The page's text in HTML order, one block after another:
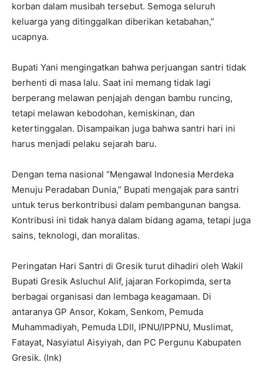
korban dalam musibah tersebut. Semoga seluruh
keluarga yang ditinggalkan diberikan ketabahan,”
ucapnya.
Bupati Yani mengingatkan bahwa perjuangan santri tidak
berhenti di masa lalu. Saat ini memang tidak lagi
berperang melawan penjajah dengan bambu runcing,
tetapi melawan kebodohan, kemiskinan, dan
ketertinggalan. Disampaikan juga bahwa santri hari ini
harus menjadi pelaku sejarah baru.
Dengan tema nasional “Mengawal Indonesia Merdeka
Menuju Peradaban Dunia,” Bupati mengajak para santri
untuk terus berkontribusi dalam pembangunan bangsa.
Kontribusi ini tidak hanya dalam bidang agama, tetapi juga
sains, teknologi, dan moralitas.
Peringatan Hari Santri di Gresik turut dihadiri oleh Wakil
Bupati Gresik Asluchul Alif, jajaran Forkopimda, serta
berbagai organisasi dan lembaga keagamaan. Di
antaranya GP Ansor, Kokam, Senkom, Pemuda
Muhammadiyah, Pemuda LDII, IPNU/IPPNU, Muslimat,
Fatayat, Nasyiatul Aisyiyah, dan PC Pergunu Kabupaten
Gresik. (Ink)